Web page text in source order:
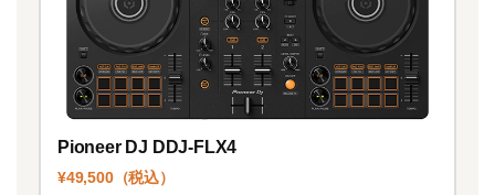
Pioneer DJ DDJ-FLX4
¥49,500（税込）